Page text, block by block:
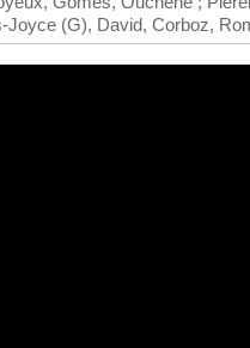
Joyce (G), David, Corboz,